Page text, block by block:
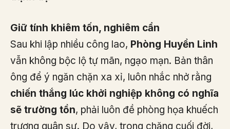
Giữ tính khiêm tốn, nghiêm cẩn
Sau khi lập nhiều công lao, Phòng Huyền Linh
vẫn không bộc lộ tự mãn, ngạo mạn. Bản thân
ông để ý ngăn chặn xa xỉ, luôn nhắc nhở rằng
chiến thắng lúc khởi nghiệp không có nghĩa
sẽ trường tồn, phải luôn đề phòng họa khuếch
trương quân sự. Do vậy, trong chặng cuối đời,